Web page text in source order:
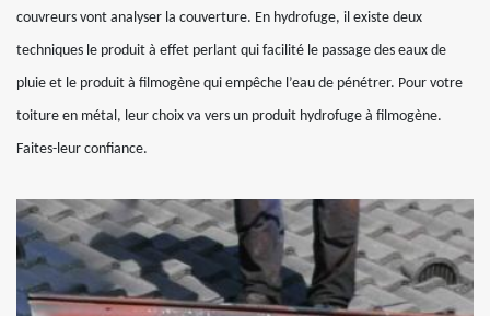
couvreurs vont analyser la couverture. En hydrofuge, il existe deux
techniques le produit à effet perlant qui facilité le passage des eaux de
pluie et le produit à filmogène qui empêche l’eau de pénétrer. Pour votre
toiture en métal, leur choix va vers un produit hydrofuge à filmogène.
Faites-leur confiance.